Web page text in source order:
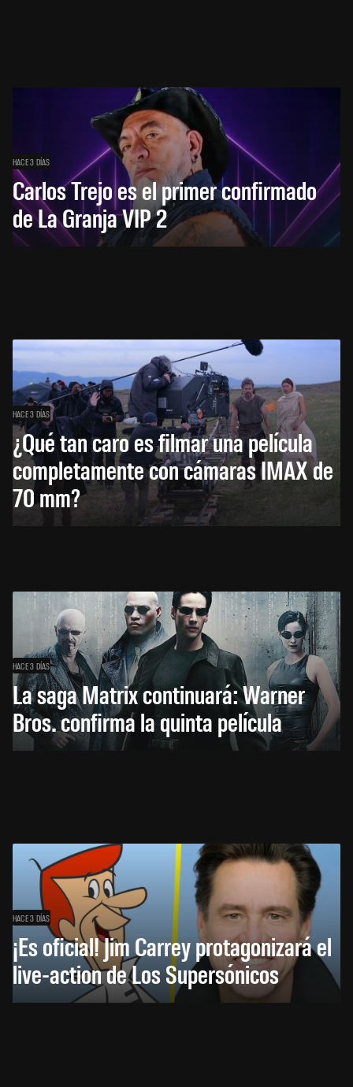
HACE 3 DÍAS
Carlos Trejo es el primer confirmado
de La Granja VIP 2
HACE 3 DÍAS
¿Qué tan caro es filmar una película
completamente con cámaras IMAX de
70 mm?
HACE 3 DÍAS
La saga Matrix continuará: Warner
Bros. confirma la quinta película
HACE 3 DÍAS
¡Es oficial! Jim Carrey protagonizará el
live-action de Los Supersónicos